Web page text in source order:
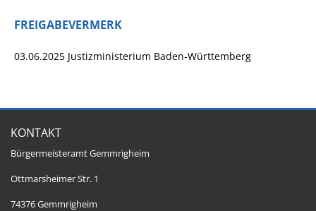
FREIGABEVERMERK
03.06.2025 Justizministerium Baden-Württemberg
KONTAKT
Bürgermeisteramt Gemmrigheim
Ottmarsheimer Str. 1
74376 Gemmrigheim